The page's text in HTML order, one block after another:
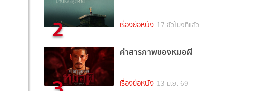
2 เรื่องย่อหนัง 17 ชั่วโมงที่แล้ว
คำสารภาพของหมอผี
เรื่องย่อหนัง 13 มิ.ย. 69